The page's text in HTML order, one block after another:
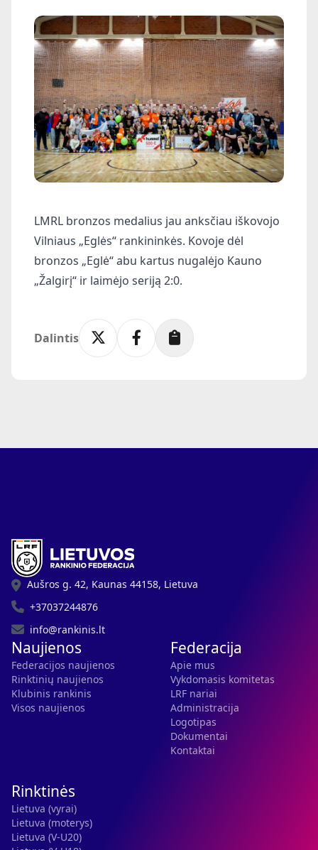
LMRL bronzos medalius jau anksčiau iškovojo
Vilniaus „Eglės“ rankininkės. Kovoje dėl
bronzos „Eglė“ abu kartus nugalėjo Kauno
„Žalgirį“ ir laimėjo seriją 2:0.
Dalintis
Aušros g. 42, Kaunas 44158, Lietuva
+37037244876
info@rankinis.lt
Naujienos
Federacijos naujienos
Rinktinių naujienos
Klubinis rankinis
Visos naujienos
Federacija
Apie mus
Vykdomasis komitetas
LRF nariai
Administracija
Logotipas
Dokumentai
Kontaktai
Rinktinės
Lietuva (vyrai)
Lietuva (moterys)
Lietuva (V-U20)